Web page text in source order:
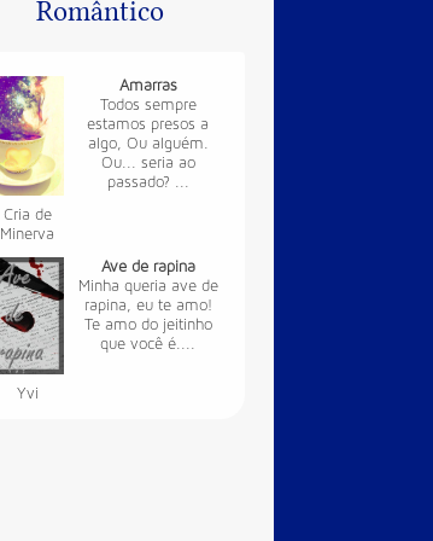
Romântico
Cria de
Minerva
Amarras
Todos sempre
estamos presos a
algo, Ou alguém.
Ou... seria ao
passado? ...
Yvi
Ave de rapina
Minha queria ave de
rapina, eu te amo!
Te amo do jeitinho
que você é....